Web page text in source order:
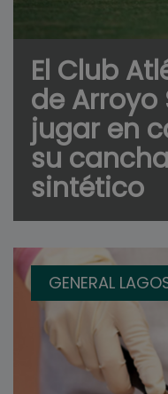
El Club
de Arroyo
jugar en
su
sintético
GENERAL